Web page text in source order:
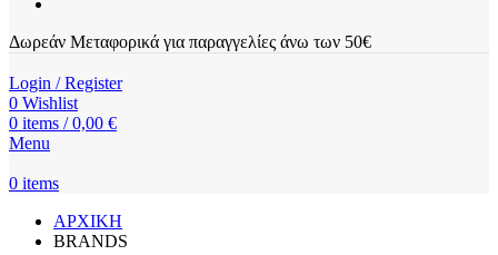
Δωρεάν Μεταφορικά για παραγγελίες άνω των 50€
Login / Register
0 Wishlist
0 items / 0,00 €
Menu
0 items
ΑΡΧΙΚΗ
BRANDS